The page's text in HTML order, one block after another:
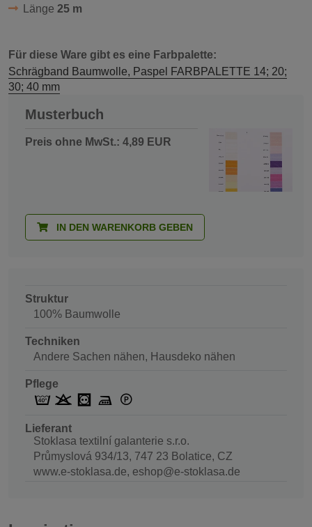
Länge 25 m
Für diese Ware gibt es eine Farbpalette:
Schrägband Baumwolle, Paspel FARBPALETTE 14; 20;
30; 40 mm
Musterbuch
Preis ohne MwSt.: 4,89 EUR
IN DEN WARENKORB GEBEN
Struktur
100% Baumwolle
Techniken
Andere Sachen nähen, Hausdeko nähen
Pflege
Lieferant
Stoklasa textilní galanterie s.r.o.
Průmyslová 934/13, 747 23 Bolatice, CZ
www.e-stoklasa.de, eshop@e-stoklasa.de